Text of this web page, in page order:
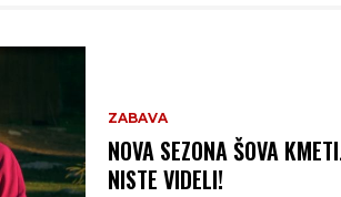
ZABAVA
NOVA SEZONA ŠOVA
NISTE VIDELI!